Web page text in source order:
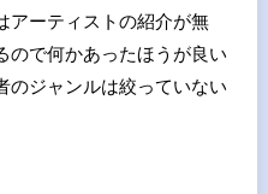
アーティストの紹介が無
ので何かあったほうが良い
のジャンルは絞っていない